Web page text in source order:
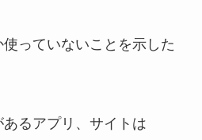
っていないことを示した
るアプリ、サイトは